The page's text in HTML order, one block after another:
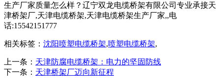
生产厂家质量怎么样？辽宁双龙电缆桥架有限公司专业承接天
津桥架厂,天津电缆桥架,天津电缆桥架生产厂家,,电
话:15542151777
相关标签： 沈阳喷塑电缆桥架,喷塑电缆桥架,
上一条： 天津防腐电缆桥架：电力的坚固防线
下一条： 天津桥架厂迈向新征程